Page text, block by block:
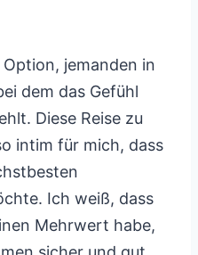
jemanden in
dem das Gefühl
Diese Reise zu
intim für mich, dass
Ich weiß, dass
Mehrwert habe,